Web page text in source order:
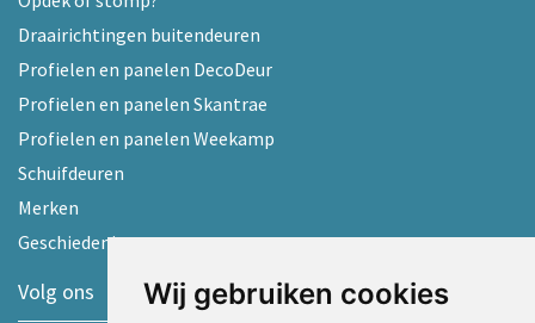
Wij gebruiken cookies
Draairichtingen buitendeuren
Profielen en panelen DecoDeur
Profielen en panelen Skantrae
Profielen en panelen Weekamp
Schuifdeuren
Merken
Geschiedenis
Volg ons